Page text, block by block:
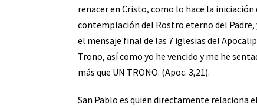
renacer en Cristo, como lo hace la
contemplación del Rostro eterno del Padre,
el mensaje final de las 7 iglesias del
Trono, así como yo he vencido y me he
más que UN TRONO. (Apoc. 3,21).
San Pablo es quien directamente relaciona